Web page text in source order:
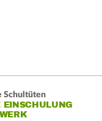
Schultüten
EINSCHULUNG